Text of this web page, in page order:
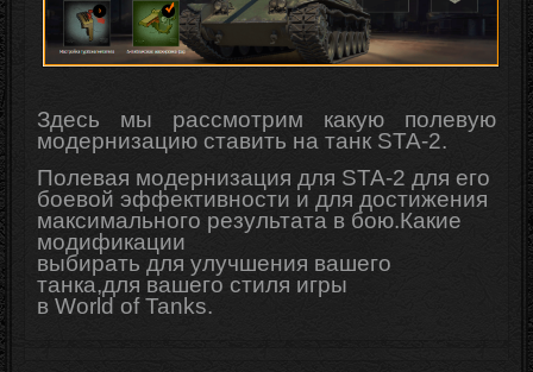
Здесь мы рассмотрим какую полевую
модернизацию ставить на танк STA-2.
Полевая модернизация для STA-2 для его
боевой эффективности и для достижения
максимального результата в бою.Какие
модификации
выбирать дляулучшения вашего
танка,для вашего стиля игры
вWorld ofTanks.